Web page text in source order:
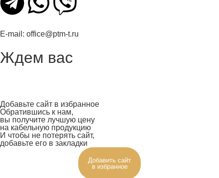
E-mail: office@ptm-t.ru
Ждем вас
Добавьте сайт в избранное
Обратившись к нам,
вы получите лучшую цену
на кабельную продукцию
И чтобы не потерять сайт,
добавьте его в закладки
Добавить сайт
в избранное